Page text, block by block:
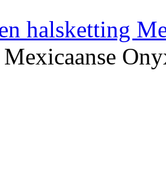
halsketting